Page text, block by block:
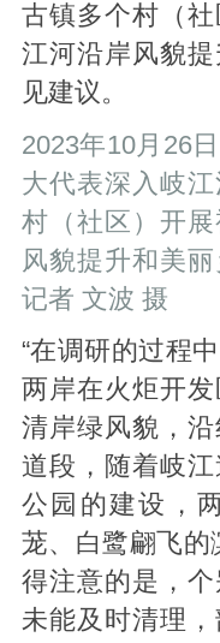
古镇多个村（
江河沿岸风貌
见建议。
2023年10月26
大代表深入岐
村（社区）开
风貌提升和美
记者 文波 摄
“在调研的过程
两岸在火炬开
清岸绿风貌，
道段，随着岐
公园的建设，
茏、白鹭翩飞的
得注意的是，
未能及时清理